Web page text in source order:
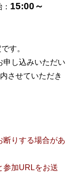
15:00～
す。
し込みいただい
させていただき
りする場合があ
参加URLをお送